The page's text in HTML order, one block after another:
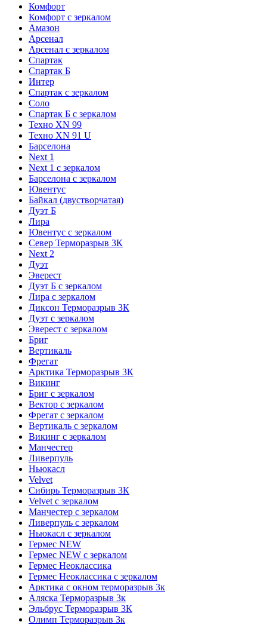
Комфорт
Комфорт с зеркалом
Амазон
Арсенал
Арсенал с зеркалом
Спартак
Спартак Б
Интер
Спартак с зеркалом
Соло
Спартак Б с зеркалом
Техно XN 99
Техно XN 91 U
Барселона
Next 1
Next 1 с зеркалом
Барселона с зеркалом
Ювентус
Байкал (двустворчатая)
Дуэт Б
Лира
Ювентус с зеркалом
Север Терморазрыв 3К
Next 2
Дуэт
Эверест
Дуэт Б с зеркалом
Лира с зеркалом
Диксон Терморазрыв 3К
Дуэт с зеркалом
Эверест с зеркалом
Бриг
Вертикаль
Фрегат
Арктика Терморазрыв 3К
Викинг
Бриг с зеркалом
Вектор с зеркалом
Фрегат с зеркалом
Вертикаль с зеркалом
Викинг с зеркалом
Манчестер
Ливерпуль
Ньюкасл
Velvet
Сибирь Терморазрыв 3К
Velvet с зеркалом
Манчестер с зеркалом
Ливерпуль с зеркалом
Ньюкасл с зеркалом
Гермес NEW
Гермес NEW с зеркалом
Гермес Неоклассика
Гермес Неоклассика с зеркалом
Арктика с окном терморазрыв 3к
Аляска Терморазрыв 3к
Эльбрус Терморазрыв 3К
Олимп Терморазрыв 3к